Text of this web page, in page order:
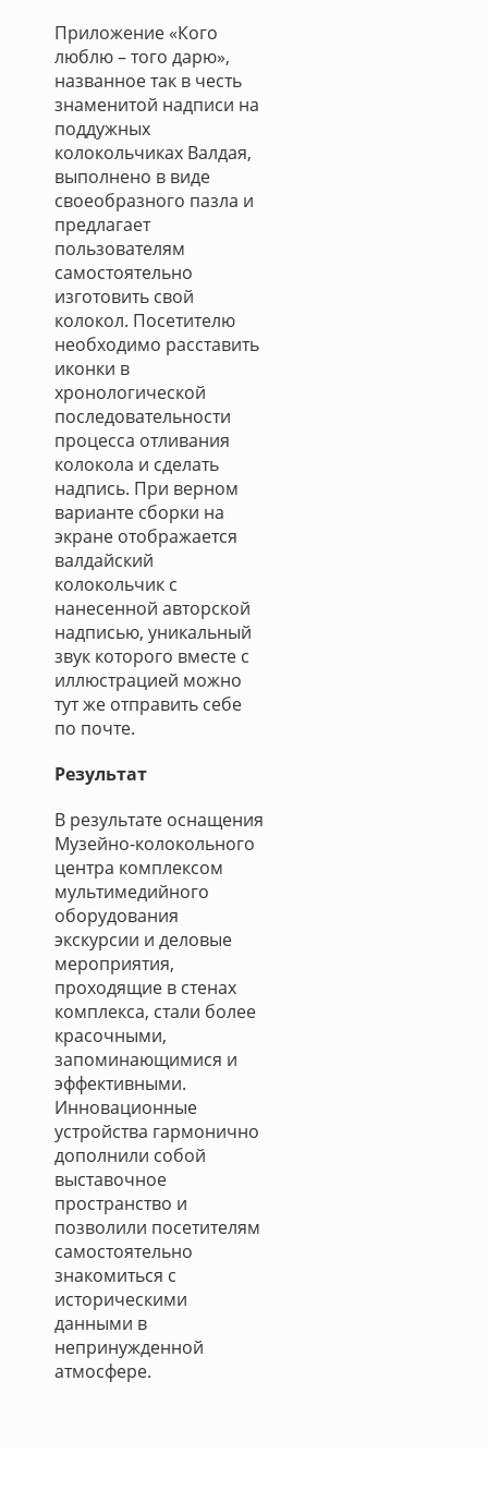
Приложение «Кого
люблю – того дарю»,
названное так в честь
знаменитой надписи на
поддужных
колокольчиках Валдая,
выполнено в виде
своеобразного пазла и
предлагает
пользователям
самостоятельно
изготовить свой
колокол. Посетителю
необходимо расставить
иконки в
хронологической
последовательности
процесса отливания
колокола и сделать
надпись. При верном
варианте сборки на
экране отображается
валдайский
колокольчик с
нанесенной авторской
надписью, уникальный
звук которого вместе с
иллюстрацией можно
тут же отправить себе
по почте.
Результат
В результате оснащения
Музейно-колокольного
центра комплексом
мультимедийного
оборудования
экскурсии и деловые
мероприятия,
проходящие в стенах
комплекса, стали более
красочными,
запоминающимися и
эффективными.
Инновационные
устройства гармонично
дополнили собой
выставочное
пространство и
позволили посетителям
самостоятельно
знакомиться с
историческими
данными в
непринужденной
атмосфере.